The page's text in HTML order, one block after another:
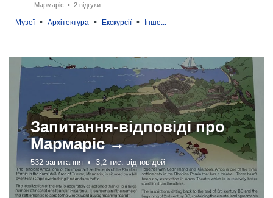
Мармаріс • 2 відгуки
Музеї• Архітектура • Екскурсії• Інше...
Запитання-відповіді про
Мармаріс →
532 запитання • 3,2 тис. відповідей